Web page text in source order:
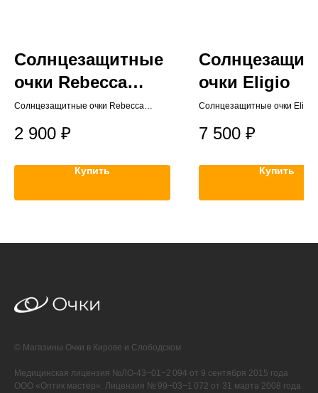
Солнцезащитные
очки Rebecca
Moore
Солнцезащитные очки Rebecca
2 900 ₽
Купить
очки Eligio
Солнцезащитные очки Eligio
7 500 ₽
Купить
© Магазины Очки в Кирове и Слободском
Медицинская лицензия №ЛО-43−01−2 094 от 9 сентября 2015 года
ООО «Оптик мастер». Лицензия № 99−03−1 072 от 31 марта 2008 года